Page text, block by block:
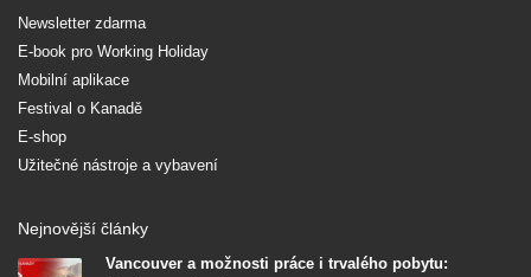
Newsletter zdarma
E-book pro Working Holiday
Mobilní aplikace
Festival o Kanadě
E-shop
Užitečné nástroje a vybavení
Nejnovější články
Vancouver a možnosti práce i trvalého pobytu: